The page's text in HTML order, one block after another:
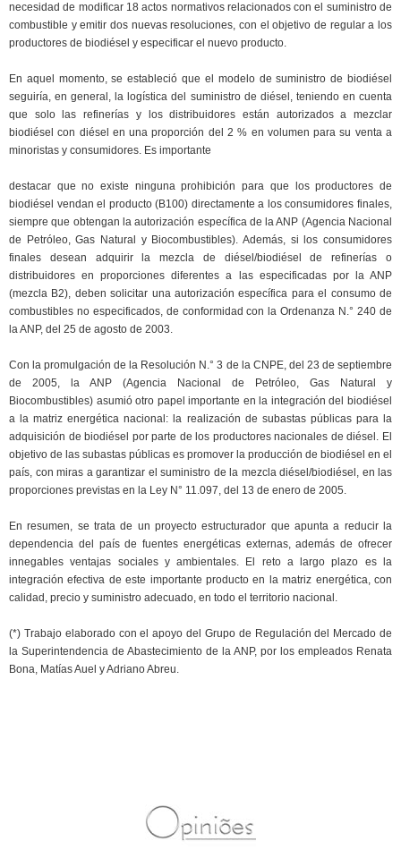
necesidad de modificar 18 actos normativos relacionados con el suministro de
combustible y emitir dos nuevas resoluciones, con el objetivo de regular a los
productores de biodiésel y especificar el nuevo producto.
En aquel momento, se estableció que el modelo de suministro de biodiésel
seguiría, en general, la logística del suministro de diésel, teniendo en cuenta
que solo las refinerías y los distribuidores están autorizados a mezclar
biodiésel con diésel en una proporción del 2 % en volumen para su venta a
minoristas y consumidores. Es importante
destacar que no existe ninguna prohibición para que los productores de
biodiésel vendan el producto (B100) directamente a los consumidores finales,
siempre que obtengan la autorización específica de la ANP (Agencia Nacional
de Petróleo, Gas Natural y Biocombustibles). Además, si los consumidores
finales desean adquirir la mezcla de diésel/biodiésel de refinerías o
distribuidores en proporciones diferentes a las especificadas por la ANP
(mezcla B2), deben solicitar una autorización específica para el consumo de
combustibles no especificados, de conformidad con la Ordenanza N.° 240 de
la ANP, del 25 de agosto de 2003.
Con la promulgación de la Resolución N.° 3 de la CNPE, del 23 de septiembre
de 2005, la ANP (Agencia Nacional de Petróleo, Gas Natural y
Biocombustibles) asumió otro papel importante en la integración del biodiésel
a la matriz energética nacional: la realización de subastas públicas para la
adquisición de biodiésel por parte de los productores nacionales de diésel. El
objetivo de las subastas públicas es promover la producción de biodiésel en el
país, con miras a garantizar el suministro de la mezcla diésel/biodiésel, en las
proporciones previstas en la Ley N° 11.097, del 13 de enero de 2005.
En resumen, se trata de un proyecto estructurador que apunta a reducir la
dependencia del país de fuentes energéticas externas, además de ofrecer
innegables ventajas sociales y ambientales. El reto a largo plazo es la
integración efectiva de este importante producto en la matriz energética, con
calidad, precio y suministro adecuado, en todo el territorio nacional.
(*) Trabajo elaborado con el apoyo del Grupo de Regulación del Mercado de
la Superintendencia de Abastecimiento de la ANP, por los empleados Renata
Bona, Matías Auel y Adriano Abreu.